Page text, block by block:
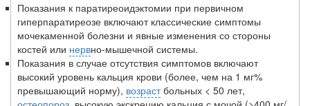
Показания к паратиреоидэктомии при первичном
гиперпаратиреозе включают классичес­кие симптомы
мочекаменной болезни и явные изменения со стороны
костей или нерв­но-мышечной системы.
Показания в случае отсутствия симптомов включают
высокий уровень кальция крови (более, чем на 1 мг%
превышающий норму), возрастбольных < 50 лет,